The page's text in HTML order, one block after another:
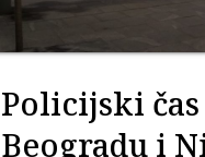
Policijski
Beogradu i